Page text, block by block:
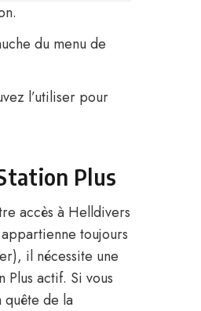
du menu de
l’utiliser pour
Plus
accès à Helldivers
toujours
il nécessite une
Plus actif. Si vous
quête de la